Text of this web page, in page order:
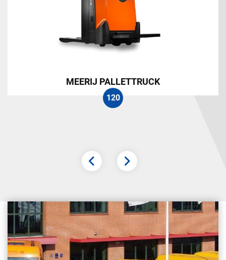
MEERIJ PALLETTRUCK
120